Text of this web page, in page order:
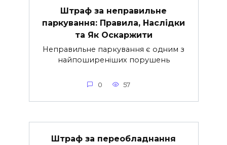
Штраф за неправильне
паркування: Правила, Наслідки
та Як Оскаржити
Неправильне паркування є одним з
найпоширеніших порушень
0 57
Штраф за переобладнання